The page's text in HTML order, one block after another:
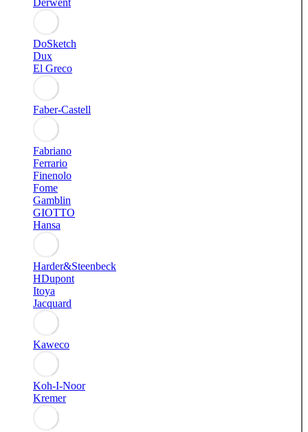
DoSketch
Dux
El Greco
Faber-Castell
Fabriano
Ferrario
Finenolo
Fome
Gamblin
GIOTTO
Hansa
Harder&Steenbeck
HDupont
Itoya
Jacquard
Kaweco
Koh-I-Noor
Kremer